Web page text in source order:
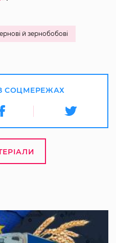
й зернобобові
СОЦМЕРЕЖАХ